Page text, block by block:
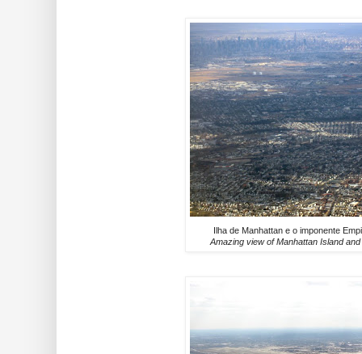
Ilha de Manhattan e o imponente
Amazing view of Manhattan Island